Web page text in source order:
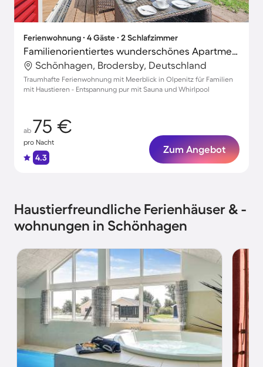
Ferienwohnung ∙ 4 Gäste ∙ 2 Schlafzimmer
Familienorientiertes wunderschönes Apartment mit Terrasse, Whirlpool und Sauna | Meerblick | Strand in der Nähe | Hunde erlaubt
Schönhagen, Brodersby, Deutschland
Traumhafte Ferienwohnung mit Meerblick in Olpenitz für Familien
mit Haustieren - Entspannung pur mit Sauna und Whirlpool
ab 75 €
pro Nacht
4.3
Zum Angebot
Haustierfreundliche Ferienhäuser & -
wohnungen in Schönhagen